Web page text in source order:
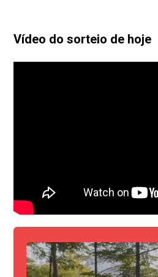
Vídeo do sorteio de hoje